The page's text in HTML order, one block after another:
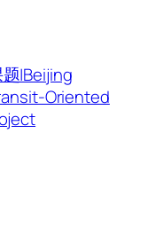
|Beijing
Oriented